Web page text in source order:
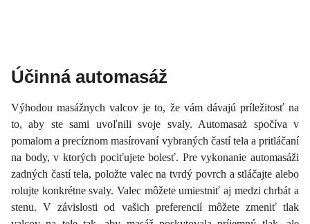
Účinná automasáž
Výhodou masážnych valcov je to, že vám dávajú príležitosť na
to, aby ste sami uvoľnili svoje svaly. Automasaż spočíva v
pomalom a precíznom masírovaní vybraných častí tela a pritláčaní
na body, v ktorých pociťujete bolesť. Pre vykonanie automasáži
zadných častí tela, položte valec na tvrdý povrch a stláčajte alebo
rolujte konkrétne svaly. Valec môžete umiestniť aj medzi chrbát a
stenu. V závislosti od vašich preferencií môžete zmeniť tlak